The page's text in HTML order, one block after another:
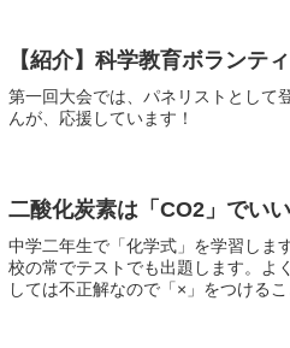
【紹介】科学教育ボランテ
第一回大会では、パネリストとして
んが、応援しています！
二酸化炭素は「CO2」でい
中学二年生で「化学式」を学習しま
校の常でテストでも出題します。よ
しては不正解なので「×」をつける